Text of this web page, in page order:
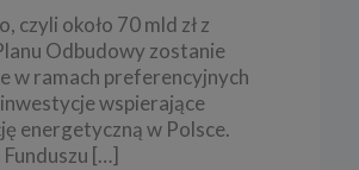
czyli około 70 mld zł z
Odbudowy zostanie
w ramach preferencyjnych
wspierające
energetyczną w Polsce.
[…]